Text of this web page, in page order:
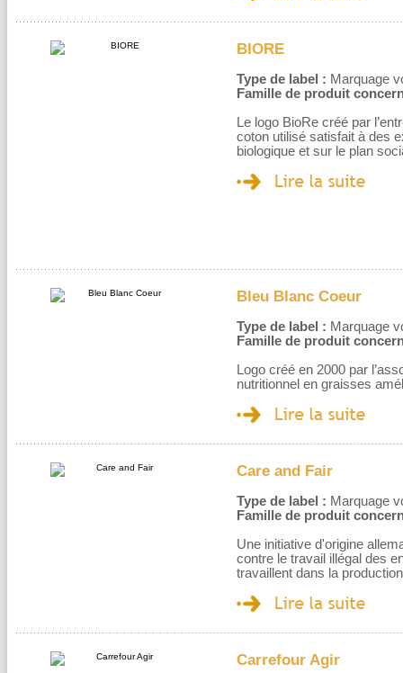
BIORE
Type de label : Marquage
Famille de produit
Le logo BioRe créé par
coton utilisé satisfait à des
biologique et sur le plan
Bleu Blanc Coeur
Type de label : Marquage
Famille de produit
Logo créé en 2000 par
nutritionnel en graisses
Care and Fair
Type de label : Marquage
Famille de produit
Une initiative d'origine
contre le travail illégal des
travaillent dans la
Carrefour Agir